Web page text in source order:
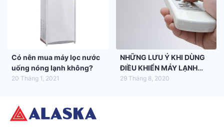
Có nên mua máy lọc nước
uống nóng lạnh không?
20 Tháng 1, 2021
NHỮNG LƯU Ý KHI DÙNG
ĐIỀU KHIỂN MÁY LẠNH
ALASKA
29 Tháng 8, 2020